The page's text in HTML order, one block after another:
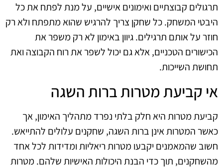
תרגולים קבוצתיים ואימונים אישיים, על מנת לפתח את כל
היבטי המשחק. כל שחקן צריך להרגיש שהוא מתפתח ולא רק
חוזר על אותם תרגילים. גיוון באימון לא רק משפר את
הכישורים הטכניים, אלא גם יכול לשפר את רוח הקבוצה ואת
תחושת השייכות.
אי קביעת מטרות ברות השגה
קביעת מטרות היא חלק בלתי נפרד מתהליך האימון, אך
כאשר המטרות אינן ברות השגה, שחקנים עלולים להתייאש.
חשוב שהמאמנים יקבעו מטרות ריאליות ומדידות לכל אחד
מהשחקנים, תוך כדי הבנת היכולות האישיות שלהם. מטרות